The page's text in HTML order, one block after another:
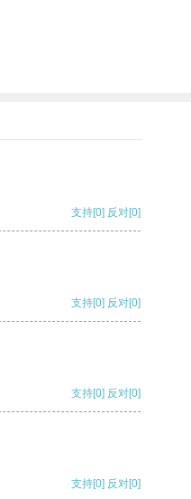
支持[0] 反对[0]
支持[0] 反对[0]
支持[0] 反对[0]
支持[0] 反对[0]